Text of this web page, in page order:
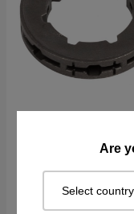
Are
Select country
0,325 5014574-02
I lager